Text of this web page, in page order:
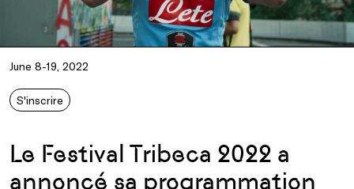
June 8-19, 2022
S'inscrire
Le Festival Tribeca 2022 a
annoncé sa programmation